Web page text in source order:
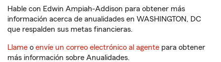
Hable con Edwin Ampiah-Addison para obtener más
información acerca de anualidades en WASHINGTON, DC
que respalden sus metas financieras.
Llame o envíe un correo electrónico al agente para obtener
más información sobre Anualidades.